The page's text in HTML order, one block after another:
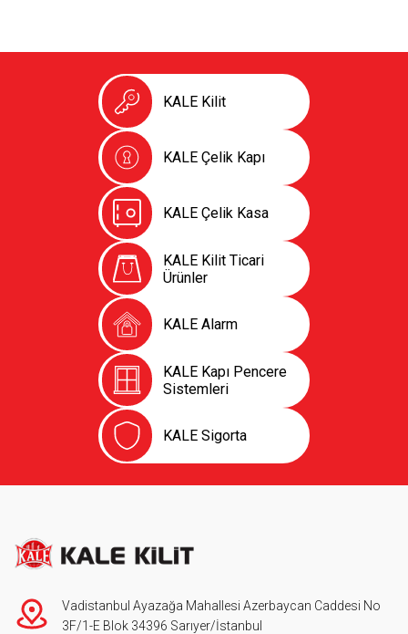
KALE Kilit
KALE Çelik Kapı
KALE Çelik Kasa
KALE Kilit Ticari
Ürünler
KALE Alarm
KALE Kapı Pencere
Sistemleri
KALE Sigorta
Vadistanbul Ayazağa Mahallesi Azerbaycan Caddesi No
3F/1-E Blok 34396 Sarıyer/İstanbul